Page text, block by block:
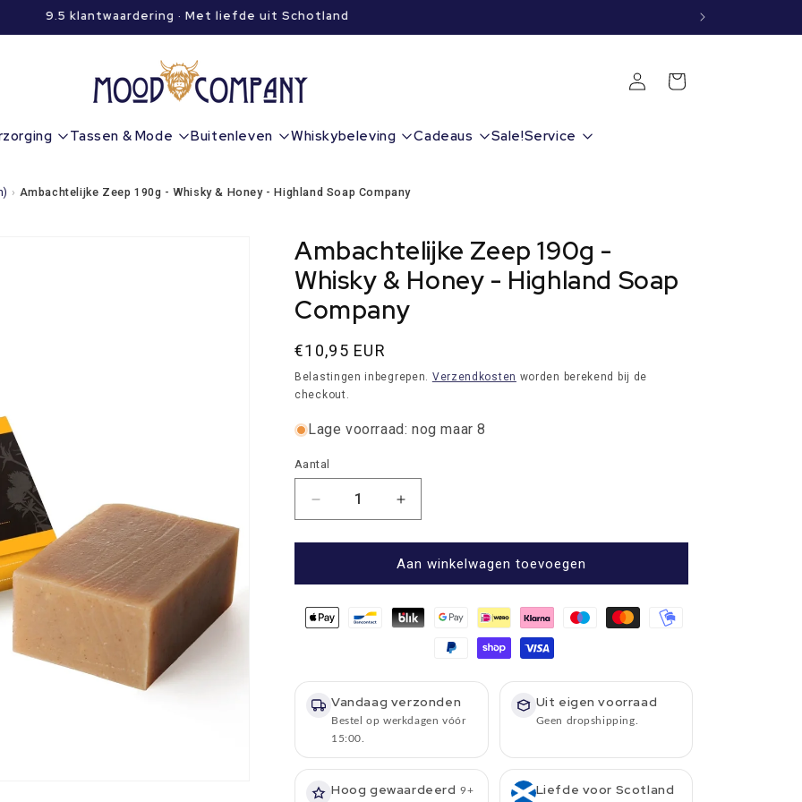
9.5 klantwaardering · Met liefde uit Schotland
Tassen & Mode Buitenleven Whiskybeleving Cadeaus Sale!Service
InloggenWinkelwagen
› Ambachtelijke Zeep 190g - Whisky & Honey - Highland Soap Company
Ambachtelijke Zeep 190g -
Whisky & Honey - Highland Soap
Company
Normale
prijs
€10,95 EUR
Belastingen inbegrepen. Verzendkosten worden berekend bij de
checkout.
Lage voorraad: nog maar 8
Aantal
Aantal
Aantal
verlagen
voor
Ambachtelijke
Zeep
-
-
Highland
Soap
Aantal
verhogen
voor
Ambachtelijke
Zeep
-
Whisky
Highland
Aan winkelwagen toevoegen
Vandaag verzonden
Bestel op werkdagen vóór
15:00.
Uit eigen voorraad
Geen dropshipping.
Hoog gewaardeerd 9+
Liefde voor Scotland